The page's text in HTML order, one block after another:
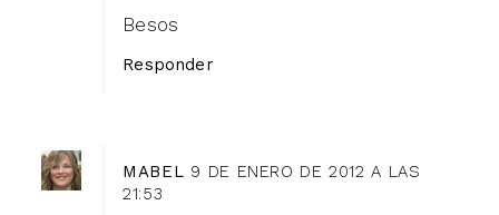
Besos
Responder
MABEL 9 DE ENERO DE 2012 A LAS
21:53